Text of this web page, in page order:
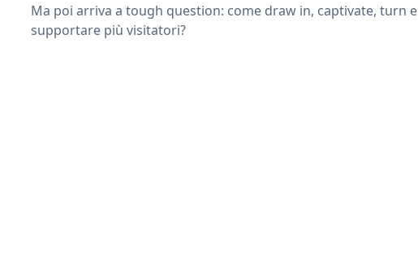
Ma poi arriva a tough question: come draw in, captivate, turn e
supportare più visitatori?